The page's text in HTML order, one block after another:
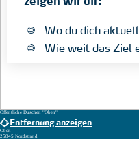
Wo du dich
Wie weit das Ziel
Öffentliche Duschen "Oben"
Entfernung anzeigen
Oben
25845 Nordstrand